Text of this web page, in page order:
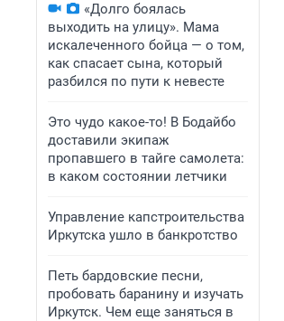
«Долго боялась
выходить на улицу». Мама
искалеченного бойца — о том,
как спасает сына, который
разбился по пути к невесте
Это чудо какое-то! В Бодайбо
доставили экипаж
пропавшего в тайге самолета:
в каком состоянии летчики
Управление капстроительства
Иркутска ушло в банкротство
Петь бардовские песни,
пробовать баранину и изучать
Иркутск. Чем еще заняться в